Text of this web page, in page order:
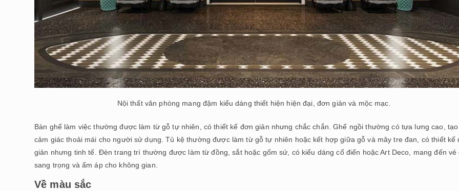
Nội thất văn phòng mang đậm kiểu dáng thiết hiện hiện đại, đơn giản và mộc mạc.
Bàn ghế làm việc thường được làm từ gỗ tự nhiên, có thiết kế đơn giản nhưng chắc chắn. Ghế ngồi thường có tựa lưng cao, tạo
cảm giác thoải mái cho người sử dụng. Tủ kệ thường được làm từ gỗ tự nhiên hoặc kết hợp giữa gỗ và mây tre đan, có thiết kế
giản nhưng tinh tế. Đèn trang trí thường được làm từ đồng, sắt hoặc gốm sứ, có kiểu dáng cổ điển hoặc Art Deco, mang đến vẻ
sang trọng và ấm áp cho không gian.
Về màu sắc